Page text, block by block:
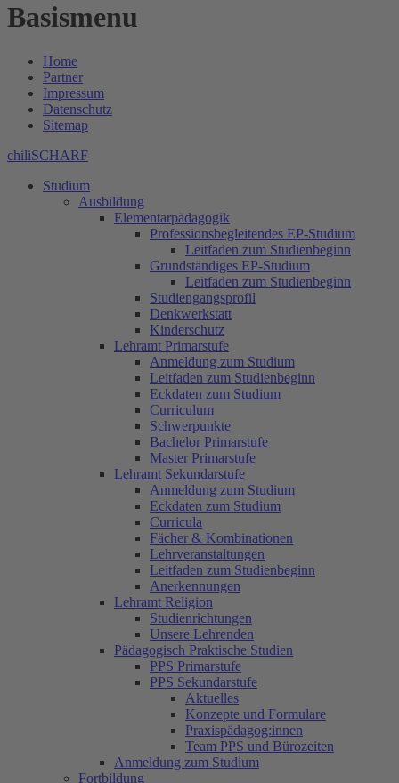
Basismenu
Home
Partner
Impressum
Datenschutz
Sitemap
chiliSCHARF
Studium
Ausbildung
Elementarpädagogik
Professionsbegleitendes EP-Studium
Leitfaden zum Studienbeginn
Grundständiges EP-Studium
Leitfaden zum Studienbeginn
Studiengangsprofil
Denkwerkstatt
Kinderschutz
Lehramt Primarstufe
Anmeldung zum Studium
Leitfaden zum Studienbeginn
Eckdaten zum Studium
Curriculum
Schwerpunkte
Bachelor Primarstufe
Master Primarstufe
Lehramt Sekundarstufe
Anmeldung zum Studium
Eckdaten zum Studium
Curricula
Fächer & Kombinationen
Lehrveranstaltungen
Leitfaden zum Studienbeginn
Anerkennungen
Lehramt Religion
Studienrichtungen
Unsere Lehrenden
Pädagogisch Praktische Studien
PPS Primarstufe
PPS Sekundarstufe
Aktuelles
Konzepte und Formulare
Praxispädagog:innen
Team PPS und Bürozeiten
Anmeldung zum Studium
Fortbildung